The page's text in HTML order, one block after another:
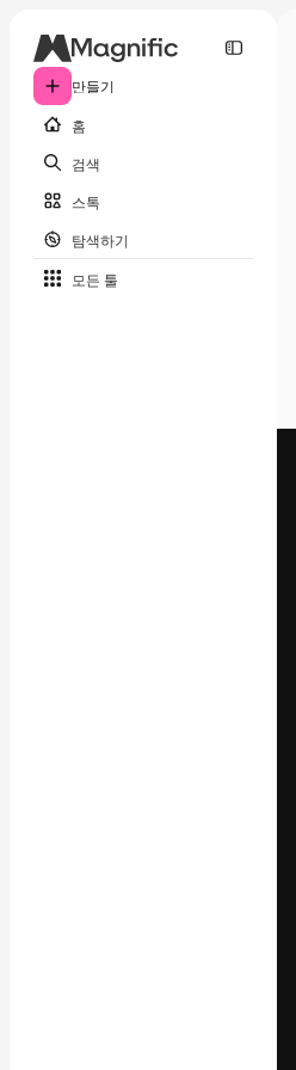
만들기
홈
검색
스톡
탐색하기
모든 툴